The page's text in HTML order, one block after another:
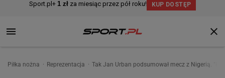
Piłka nożna Reprezentacja Tak Jan Urban podsumował mecz z Nigerią.